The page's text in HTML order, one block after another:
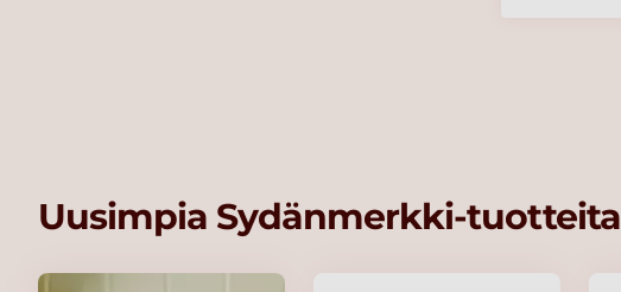
Uusimpia Sydänmerkki-tuotteita